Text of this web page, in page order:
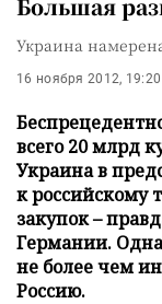
Большая
Украина
16 ноября 2012, 19:20
всего 20 млрд
Украина в
к российскому
закупок –
Германии.
не более чем
Россию.